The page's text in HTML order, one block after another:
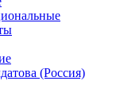
(Россия)